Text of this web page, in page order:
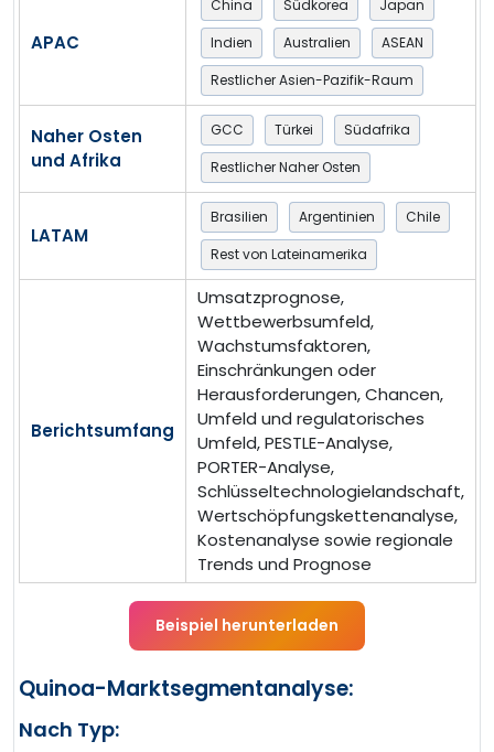
APAC
China Südkorea
Japan
Indien
Australien
ASEAN
Restlicher Asien-Pazifik-Raum
Naher Osten
und Afrika
GCC Türkei
Südafrika
Restlicher Naher Osten
LATAM
Brasilien Argentinien
Chile
Rest von Lateinamerika
Berichtsumfang
Umsatzprognose,
Wettbewerbsumfeld,
Wachstumsfaktoren,
Einschränkungen oder
Herausforderungen, Chancen,
Umfeld und regulatorisches
Umfeld, PESTLE-Analyse,
PORTER-Analyse,
Schlüsseltechnologielandschaft,
Wertschöpfungskettenanalyse,
Kostenanalyse sowie regionale
Trends und Prognose
Beispiel herunterladen
Quinoa-Marktsegmentanalyse:
Nach Typ: